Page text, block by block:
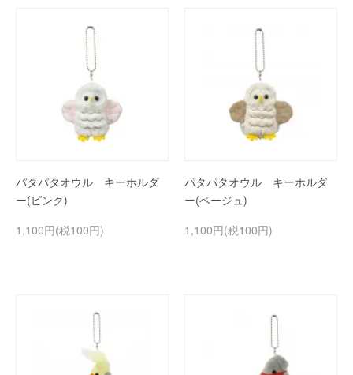
パタパタオウル キーホルダ
ー(ピンク)
1,100円(税100円)
パタパタオウル キーホルダ
ー(ベージュ)
1,100円(税100円)